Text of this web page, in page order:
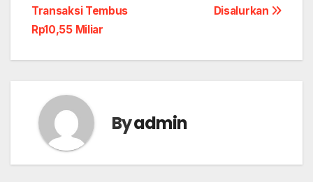
Disalurkan
Transaksi Tembus
Rp10,55 Miliar
Byadmin